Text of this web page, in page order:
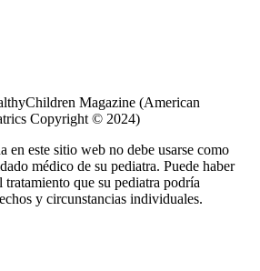
Magazine (American
Copyright © 2024)
en este sitio web no debe usarse como
médico de su pediatra. Puede haber
tratamiento que su pediatra podría
y circunstancias individuales.